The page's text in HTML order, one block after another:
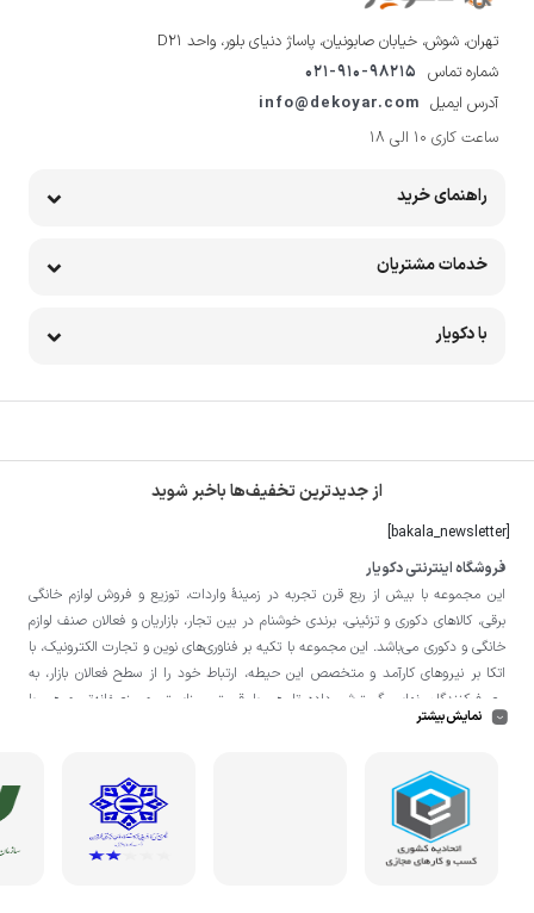
تهران، شوش، خیابان صابونیان، پاساژ دنیای بلور، واحد D21
شماره تماس 021-910-98215
آدرس ایمیل info@dekoyar.com
ساعت کاری 10 الی 18
راهنمای خرید
خدمات مشتریان
با دکویار
از جدیدترین تخفیف‌ها باخبر شوید
[bakala_newsletter]
فروشگاه اینترنتی دکویار
این مجموعه با بيش از ربع قرن تجربه در زمينۀ واردات، توزيع و فروش لوازم خانگی
برقی، کالاهای دکوری و تزئینی، برندی خوشنام در بين تجار، بازاريان و فعالان صنف لوازم
خانگی و دکوری می‌باشد. این مجموعه با تكيه بر فناوری‌های نوين و تجارت الكترونيک، با
اتکا بر نيروهای كارآمد و متخصص اين حيطه، ارتباط خود را از سطح فعالان بازار، به
مصرف‌كنندگان نهايی گسترش داده تا هم با قيمتی مناسبتر و منصفانه‌تر و هم با
خدماتی گسترده‌تر و كيفی‌تر در خدمت هموطنان عزیز در اقصی نقاط ميهنمان باشد.
کالا از انبار تنها در صورت ثبت سفارش قبلی از طریق سایت و انتخاب زمان، امکان پذیر
نمایش بیشتر